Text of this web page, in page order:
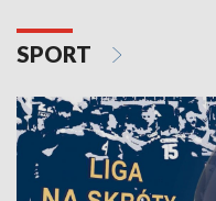
SPORT